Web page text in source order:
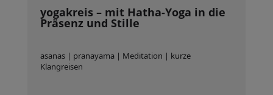
yogakreis – mit Hatha-Yoga in die
Präsenz und Stille
asanas | pranayama | Meditation | kurze
Klangreisen